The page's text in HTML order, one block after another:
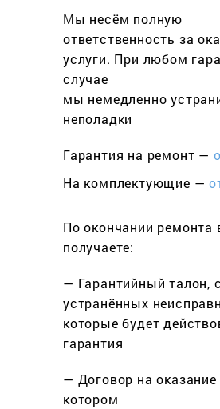
Мы несём полную
ответственность за
услуги. При любом
cлучае
мы немедленно
неполадки
Гарантия на ремонт —
На комплектующие —
По окончании ремонта
получаете:
— Гарантийный талон,
устранённых
которые будет
гарантия
— Договор на оказание
котором